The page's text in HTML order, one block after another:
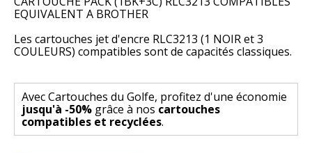
EQUIVALENT A BROTHER
Les cartouches jet d'encre RLC3213 (1 NOIR et 3
COULEURS) compatibles sont de capacités classiques.
Avec Cartouches du Golfe, profitez d'une économie
jusqu'à -50% grâce à nos cartouches
compatibles et recyclées.